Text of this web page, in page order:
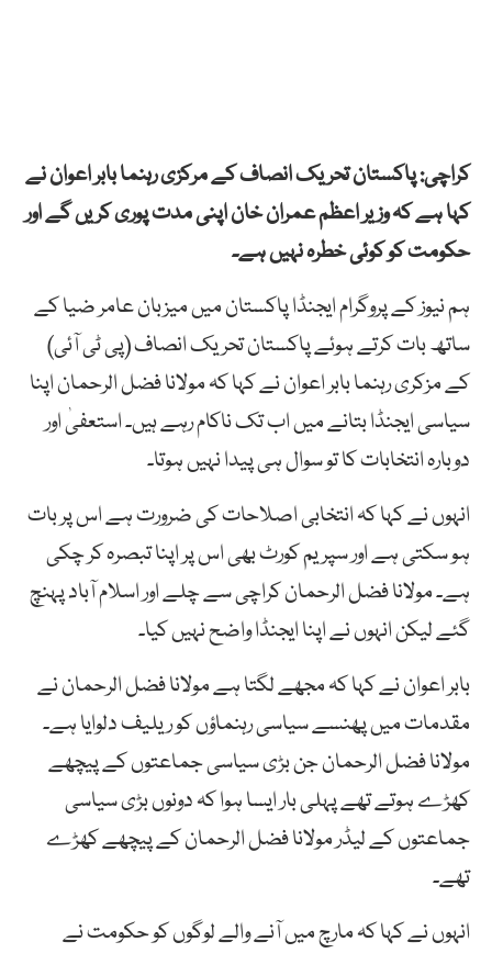
کراچی: پاکستان تحریک انصاف کے مرکزی رہنما بابر اعوان نے
کہا ہے کہ وزیر اعظم عمران خان اپنی مدت پوری کریں گے اور
حکومت کو کوئی خطرہ نہیں ہے۔
ہم نیوز کے پروگرام ایجنڈا پاکستان میں میزبان عامر ضیا کے
ساتھ بات کرتے ہوئے پاکستان تحریک انصاف (پی ٹی آئی)
کے مزکری رہنما بابر اعوان نے کہا کہ مولانا فضل الرحمان اپنا
سیاسی ایجنڈا بتانے میں اب تک ناکام رہے ہیں۔ استعفیٰ اور
دوبارہ انتخابات کا تو سوال ہی پیدا نہیں ہوتا۔
انہوں نے کہا کہ انتخابی اصلاحات کی ضرورت ہے اس پر بات
ہو سکتی ہے اور سپریم کورٹ بھی اس پر اپنا تبصرہ کر چکی
ہے۔ مولانا فضل الرحمان کراچی سے چلے اور اسلام آباد پہنچ
گئے لیکن انہوں نے اپنا ایجنڈا واضح نہیں کیا۔
بابر اعوان نے کہا کہ مجھے لگتا ہے مولانا فضل الرحمان نے
مقدمات میں پھنسے سیاسی رہنماؤں کو ریلیف دلوایا ہے۔
مولانا فضل الرحمان جن بڑی سیاسی جماعتوں کے پیچھے
کھڑے ہوتے تھے پہلی بار ایسا ہوا کہ دونوں بڑی سیاسی
جماعتوں کے لیڈر مولانا فضل الرحمان کے پیچھے کھڑے
تھے۔
انہوں نے کہا کہ مارچ میں آنے والے لوگوں کو حکومت نے